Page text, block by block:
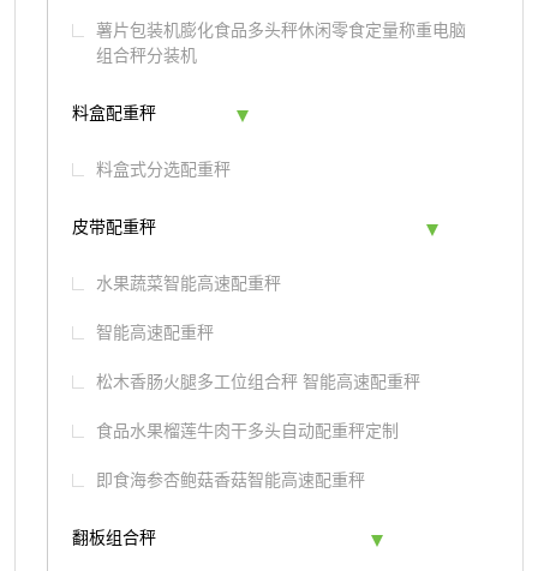
薯片包装机膨化食品多头秤休闲零食定量称重电脑
组合秤分装机
料盒配重秤
料盒式分选配重秤
皮带配重秤
水果蔬菜智能高速配重秤
智能高速配重秤
松木香肠火腿多工位组合秤 智能高速配重秤
食品水果榴莲牛肉干多头自动配重秤定制
即食海参杏鲍菇香菇智能高速配重秤
翻板组合秤